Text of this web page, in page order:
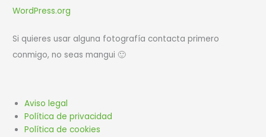
WordPress.org
Si quieres usar alguna fotografía contacta primero
conmigo, no seas mangui 🙂
Aviso legal
Política de privacidad
Política de cookies